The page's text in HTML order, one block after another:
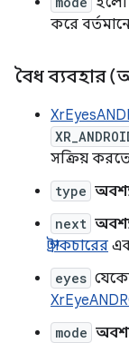
করে
বৈধ ব্যবহার
সক্রিয়
type
next
স্ট্রাকচারের
eyes
mode